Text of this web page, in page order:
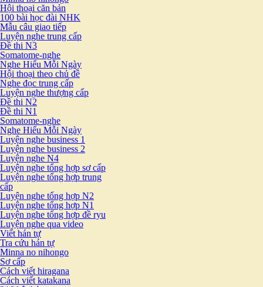
Hội thoại căn bản
100 bài học đài NHK
Mẫu câu giao tiếp
Luyện nghe trung cấp
Đề thi N3
Somatome-nghe
Nghe Hiểu Mỗi Ngày
Hội thoại theo chủ đề
Nghe đọc trung cấp
Luyện nghe thượng cấp
Đề thi N2
Đề thi N1
Somatome-nghe
Nghe Hiểu Mỗi Ngày
Luyện nghe business 1
Luyện nghe business 2
Luyện nghe N4
Luyện nghe tổng hợp sơ cấp
Luyện nghe tổng hợp trung
cấp
Luyện nghe tổng hợp N2
Luyện nghe tổng hợp N1
Luyện nghe tổng hợp đề ryu
Luyện nghe qua video
Viết hán tự
Tra cứu hán tự
Minna no nihongo
Sơ cấp
Cách viết hiragana
Cách viết katakana